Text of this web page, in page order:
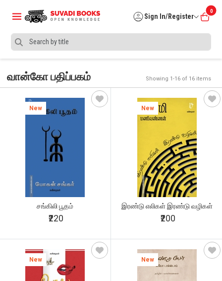
Sign In/Register
0
வான்கோ பதிப்பகம் Showing 1-16 of 16 items
New
சங்கிலி பூதம்
₹220
New
இரண்டு எலிகள் இரண்டு வழிகள்
₹200
New New